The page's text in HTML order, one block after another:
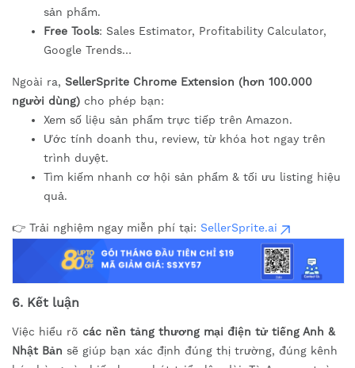
sản phẩm.
Free Tools: Sales Estimator, Profitability Calculator,
Google Trends…
Ngoài ra, SellerSprite Chrome Extension (hơn 100.000
người dùng) cho phép bạn:
Xem số liệu sản phẩm trực tiếp trên Amazon.
Ước tính doanh thu, review, từ khóa hot ngay trên
trình duyệt.
Tìm kiếm nhanh cơ hội sản phẩm & tối ưu listing hiệu
quả.
👉 Trải nghiệm ngay miễn phí tại: SellerSprite.ai
6. Kết luận
Việc hiểu rõ các nền tảng thương mại điện tử tiếng Anh &
Nhật Bản sẽ giúp bạn xác định đúng thị trường, đúng kênh